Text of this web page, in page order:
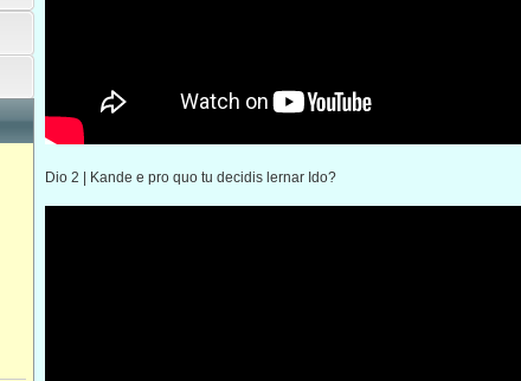
Dio 2 | Kande e pro quo tu decidis lernar Ido?